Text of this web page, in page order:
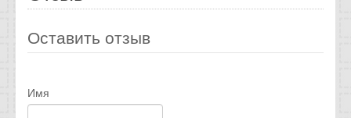
Оставить отзыв
Имя